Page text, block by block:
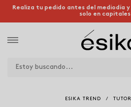
Realiza tu pedido antes del mediodía y
solo en capitales
ESIKA TREND /